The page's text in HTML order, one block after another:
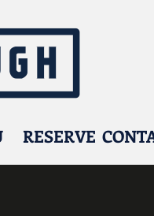
RESERVE